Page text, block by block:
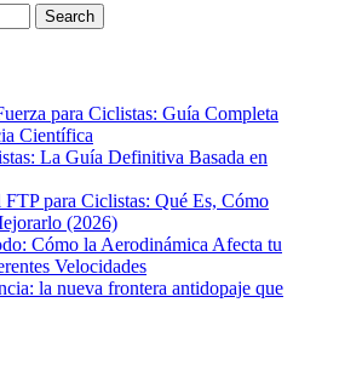
Search
para Ciclistas: Guía Completa
Científica
La Guía Definitiva Basada en
para Ciclistas: Qué Es, Cómo
(2026)
Cómo la Aerodinámica Afecta tu
Velocidades
la nueva frontera antidopaje que